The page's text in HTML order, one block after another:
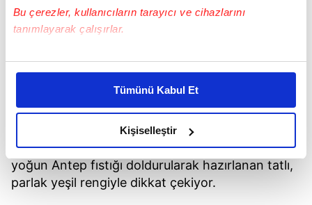
Bu çerezler, kullanıcıların tarayıcı ve cihazlarını
tanımlayarak çalışırlar.
Bu çerezlere izin vermeniz halinde sizlere özel
daha iyi reklam deneyimi yaşatabiliriz. Bunu yaparken
amacımızın size daha iyi bir reklam deneyimi sunmak
olduğunu ve sizlere en iyi içerikleri sunabilmek adına
elimizden gelen çabayı gösterdiğimizi ve bu noktada,
reklamların maliyetlerimizi karşılamak noktasında tek gelir
kalemimiz olduğunu sizlere hatırlatmak isteriz.
Tümünü Kabul Et
Kişiselleştir
6. FISTIKLI SARMA
Gaziantep mutfağının dünyaca ünlü tatlılarından
biri olan fıstıklı sarma, TasteAtlas listesinde altıncı
sırada yer aldı. İnce açılmış yufkanın içerisine
yoğun Antep fıstığı doldurularak hazırlanan tatlı,
parlak yeşil rengiyle dikkat çekiyor.